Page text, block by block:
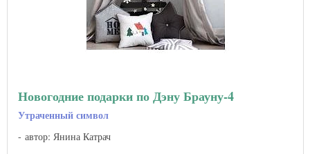
Новогодние подарки по Дэну Брауну-4
Утраченный символ
автор: Янина Катрач